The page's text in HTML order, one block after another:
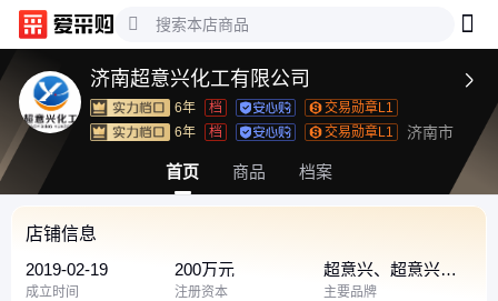
济南超意兴化工有限公司 
6年 档
交易勋章L1
6年
档 交易勋章L1 济南市
首页 商品 档案
店铺信息
2019-02-19
成立时间
200万元
注册资本
超意兴、超意兴化
工、工业葡萄糖
主要品牌